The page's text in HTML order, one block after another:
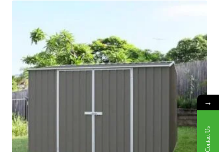
→
Contact Us